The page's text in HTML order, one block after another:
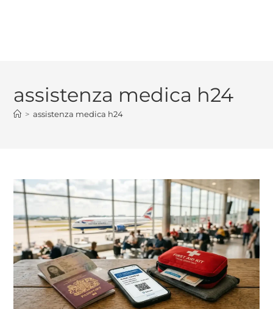
assistenza medica h24
> assistenza medica h24